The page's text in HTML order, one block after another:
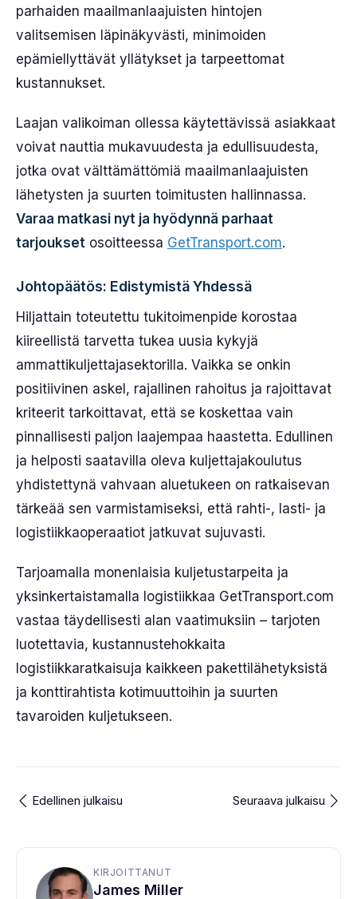
parhaiden maailmanlaajuisten hintojen
valitsemisen läpinäkyvästi, minimoiden
epämiellyttävät yllätykset ja tarpeettomat
kustannukset.
Laajan valikoiman ollessa käytettävissä asiakkaat
voivat nauttia mukavuudesta ja edullisuudesta,
jotka ovat välttämättömiä maailmanlaajuisten
lähetysten ja suurten toimitusten hallinnassa.
Varaa matkasi nyt ja hyödynnä parhaat
tarjoukset osoitteessa GetTransport.com.
Johtopäätös: Edistymistä Yhdessä
Hiljattain toteutettu tukitoimenpide korostaa
kiireellistä tarvetta tukea uusia kykyjä
ammattikuljettajasektorilla. Vaikka se onkin
positiivinen askel, rajallinen rahoitus ja rajoittavat
kriteerit tarkoittavat, että se koskettaa vain
pinnallisesti paljon laajempaa haastetta. Edullinen
ja helposti saatavilla oleva kuljettajakoulutus
yhdistettynä vahvaan aluetukeen on ratkaisevan
tärkeää sen varmistamiseksi, että rahti-, lasti- ja
logistiikkaoperaatiot jatkuvat sujuvasti.
Tarjoamalla monenlaisia kuljetustarpeita ja
yksinkertaistamalla logistiikkaa GetTransport.com
vastaa täydellisesti alan vaatimuksiin – tarjoten
luotettavia, kustannustehokkaita
logistiikkaratkaisuja kaikkeen pakettilähetyksistä
ja konttirahtista kotimuuttoihin ja suurten
tavaroiden kuljetukseen.
Edellinen julkaisu Seuraava julkaisu
KIRJOITTANUT
James Miller